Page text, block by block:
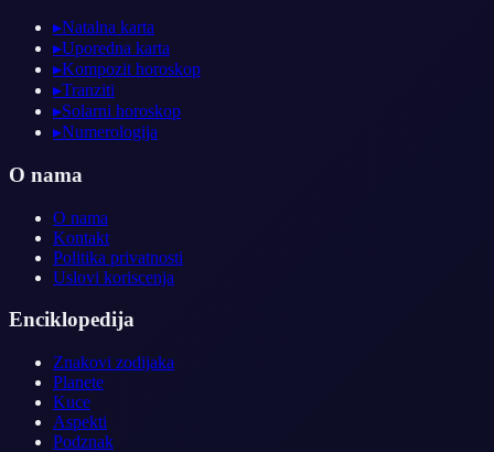
▸Natalna karta
▸Uporedna karta
▸Kompozit horoskop
▸Tranziti
▸Solarni horoskop
▸Numerologija
O nama
O nama
Kontakt
Politika privatnosti
Uslovi koriscenja
Enciklopedija
Znakovi zodijaka
Planete
Kuce
Aspekti
Podznak